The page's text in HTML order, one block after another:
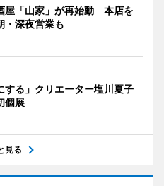
屋「山家」が再始動 本店を
・深夜営業も
する」クリエーター塩川夏子
個展
見る